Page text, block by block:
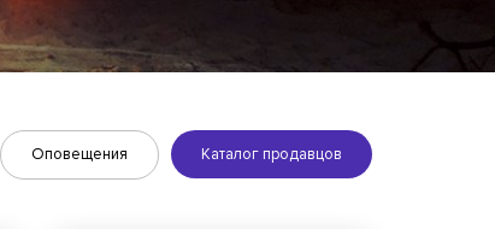
Оповещения Каталог продавцов